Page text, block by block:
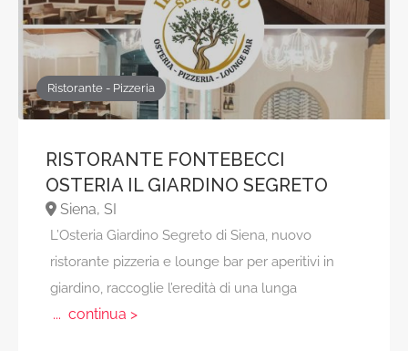
Ristorante - Pizzeria
RISTORANTE FONTEBECCI
OSTERIA IL GIARDINO SEGRETO
Siena, SI
L’Osteria Giardino Segreto di Siena, nuovo
ristorante pizzeria e lounge bar per aperitivi in
giardino, raccoglie l’eredità di una lunga
... continua >